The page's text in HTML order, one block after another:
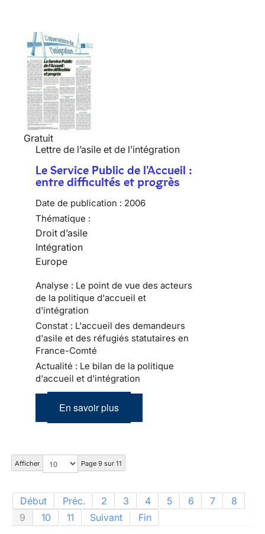
Gratuit
Lettre de l’asile et de l’intégration
Le Service Public de l'Accueil :
entre difficultés et progrès
Date de publication : 2006
Thématique :
Droit d’asile
Intégration
Europe
Analyse : Le point de vue des acteurs
de la politique d'accueil et
d'intégration
Constat : L'accueil des demandeurs
d'asile et des réfugiés statutaires en
France-Comté
Actualité : Le bilan de la politique
d'accueil et d'intégration
En savoir plus
Afficher Page 9 sur 11
Début Préc. 2 3 4 5 6 7
8
9
10 11 Suivant Fin